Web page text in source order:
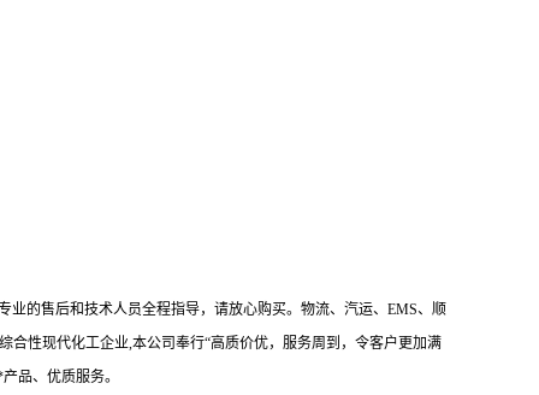
的售后和技术人员全程指导，请放心购买。物流、汽运、EMS、顺
性现代化工企业,本公司奉行“高质价优，服务周到，令客户更加满
品、优质服务。